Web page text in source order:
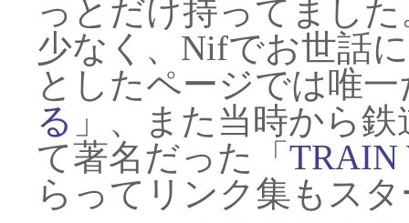
っとだけ持ってまし
少なく、Nifでお世話
としたページでは唯
る 」、また当時から
て著名だった「 TRAIN
らってリンク集もス